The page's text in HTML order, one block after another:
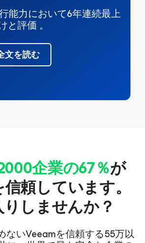
能力において6年連続最上
と評価 。
文を読む
企業の67％が
頼しています。
しませんか？
ないVeeamを信頼する55万以